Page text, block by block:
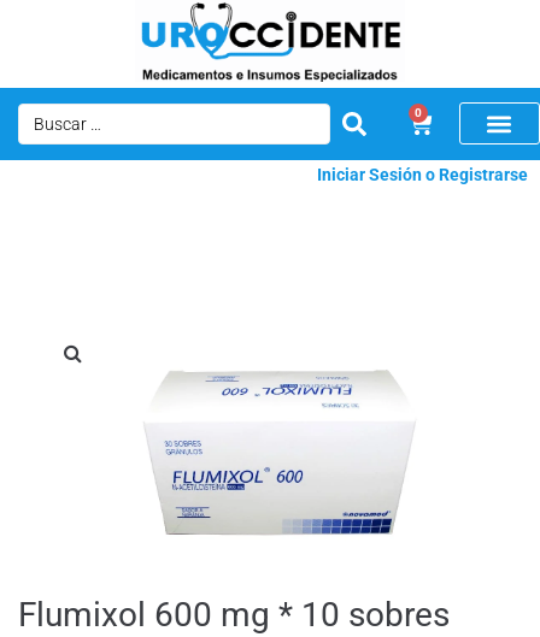
0
Iniciar Sesión o Registrarse
Flumixol 600 mg * 10 sobres